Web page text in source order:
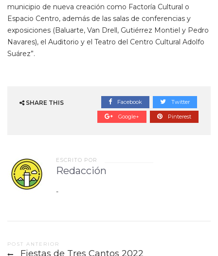
municipio de nueva creación como Factoría Cultural o
Espacio Centro, además de las salas de conferencias y
exposiciones (Baluarte, Van Drell, Gutiérrez Montiel y Pedro
Navares), el Auditorio y el Teatro del Centro Cultural Adolfo
Suárez”.
SHARE THIS Facebook Twitter
Google+ Pinterest
ESCRITO POR
Redacción
-
Post
POST ANTERIOR
Fiestas de Tres Cantos 2022